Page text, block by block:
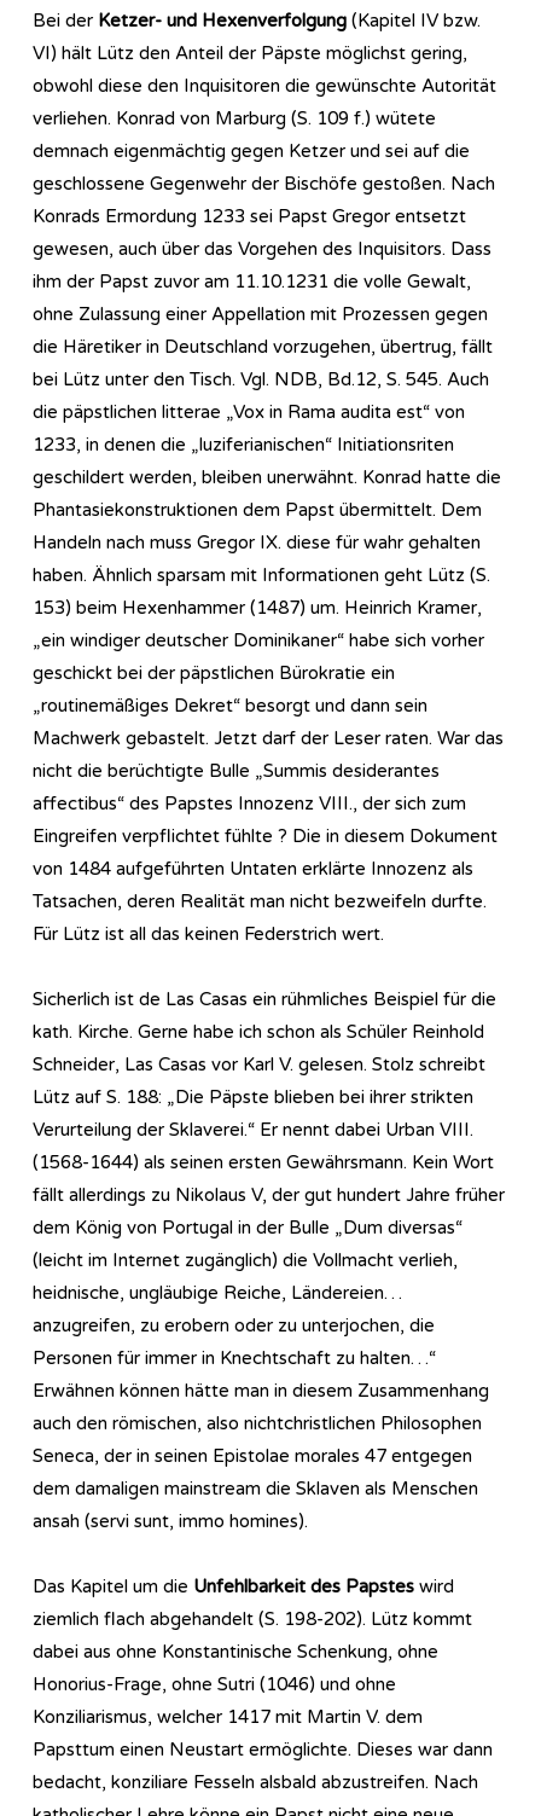
Bei der Ketzer- und Hexenverfolgung (Kapitel IV bzw.
VI) hält Lütz den Anteil der Päpste möglichst gering,
obwohl diese den Inquisitoren die gewünschte Autorität
verliehen. Konrad von Marburg (S. 109 f.) wütete
demnach eigenmächtig gegen Ketzer und sei auf die
geschlossene Gegenwehr der Bischöfe gestoßen. Nach
Konrads Ermordung 1233 sei Papst Gregor entsetzt
gewesen, auch über das Vorgehen des Inquisitors. Dass
ihm der Papst zuvor am 11.10.1231 die volle Gewalt,
ohne Zulassung einer Appellation mit Prozessen gegen
die Häretiker in Deutschland vorzugehen, übertrug, fällt
bei Lütz unter den Tisch. Vgl. NDB, Bd.12, S. 545. Auch
die päpstlichen litterae „Vox in Rama audita est“ von
1233, in denen die „luziferianischen“ Initiationsriten
geschildert werden, bleiben unerwähnt. Konrad hatte die
Phantasiekonstruktionen dem Papst übermittelt. Dem
Handeln nach muss Gregor IX. diese für wahr gehalten
haben. Ähnlich sparsam mit Informationen geht Lütz (S.
153) beim Hexenhammer (1487) um. Heinrich Kramer,
„ein windiger deutscher Dominikaner“ habe sich vorher
geschickt bei der päpstlichen Bürokratie ein
„routinemäßiges Dekret“ besorgt und dann sein
Machwerk gebastelt. Jetzt darf der Leser raten. War das
nicht die berüchtigte Bulle „Summis desiderantes
affectibus“ des Papstes Innozenz VIII., der sich zum
Eingreifen verpflichtet fühlte ? Die in diesem Dokument
von 1484 aufgeführten Untaten erklärte Innozenz als
Tatsachen, deren Realität man nicht bezweifeln durfte.
Für Lütz ist all das keinen Federstrich wert.
Sicherlich ist de Las Casas ein rühmliches Beispiel für die
kath. Kirche. Gerne habe ich schon als Schüler Reinhold
Schneider, Las Casas vor Karl V. gelesen. Stolz schreibt
Lütz auf S. 188: „Die Päpste blieben bei ihrer strikten
Verurteilung der Sklaverei.“ Er nennt dabei Urban VIII.
(1568-1644) als seinen ersten Gewährsmann. Kein Wort
fällt allerdings zu Nikolaus V, der gut hundert Jahre früher
dem König von Portugal in der Bulle „Dum diversas“
(leicht im Internet zugänglich) die Vollmacht verlieh,
heidnische, ungläubige Reiche, Ländereien…
anzugreifen, zu erobern oder zu unterjochen, die
Personen für immer in Knechtschaft zu halten…“
Erwähnen können hätte man in diesem Zusammenhang
auch den römischen, also nichtchristlichen Philosophen
Seneca, der in seinen Epistolae morales 47 entgegen
dem damaligen mainstream die Sklaven als Menschen
ansah (servi sunt, immo homines).
Das Kapitel um die Unfehlbarkeit des Papstes wird
ziemlich flach abgehandelt (S. 198-202). Lütz kommt
dabei aus ohne Konstantinische Schenkung, ohne
Honorius-Frage, ohne Sutri (1046) und ohne
Konziliarismus, welcher 1417 mit Martin V. dem
Papsttum einen Neustart ermöglichte. Dieses war dann
bedacht, konziliare Fesseln alsbald abzustreifen. Nach